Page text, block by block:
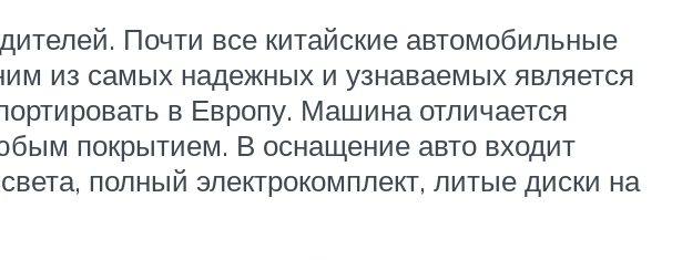
Почти все китайские автомобильные
из самых надежных и узнаваемых является
в Европу. Машина отличается
покрытием. В оснащение авто входит
полный электрокомплект, литые диски на